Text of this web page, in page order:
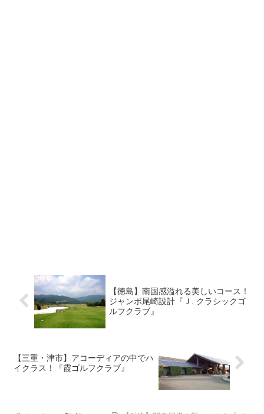
【徳島】南国感溢れる美しいコース！
ジャンボ尾崎設計『Ｊ. クラシックゴ
ルフクラブ』
【三重・津市】アコーディアの中でハ
イクラス！『霞ゴルフクラブ』